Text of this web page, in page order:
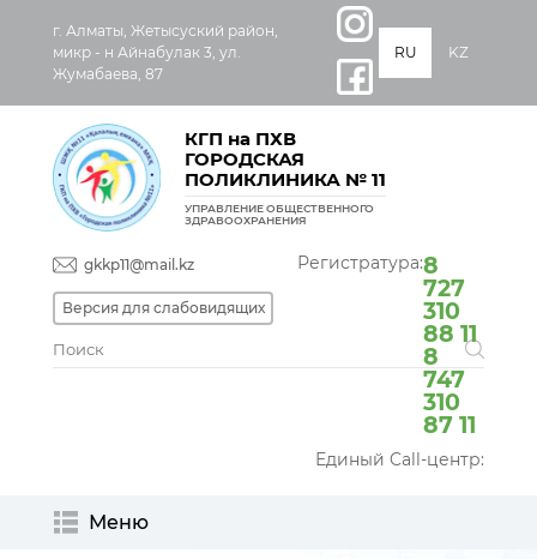
г. Алматы, Жетысуский район,
микр - н Айнабулак 3, ул.
Жумабаева, 87
RU KZ
КГП на ПХВ
ГОРОДСКАЯ
ПОЛИКЛИНИКА № 11
УПРАВЛЕНИЕ ОБЩЕСТВЕННОГО
ЗДРАВООХРАНЕНИЯ
gkkp11@mail.kz
Версия для слабовидящих
Регистратура:8
727
310
88 11
8
747
310
87 11
Единый Call-центр:
Меню